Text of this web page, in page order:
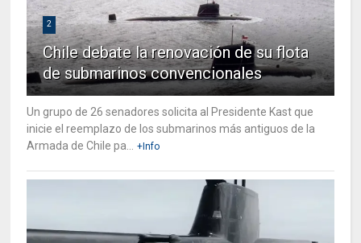
2
Chile debate la renovación de su flota
de submarinos convencionales
Un grupo de 26 senadores solicita al Presidente Kast que
inicie el reemplazo de los submarinos más antiguos de la
Armada de Chile pa... +Info